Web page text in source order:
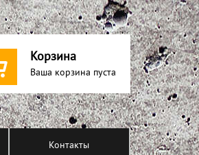
Корзина
Ваша корзина пуста
Контакты